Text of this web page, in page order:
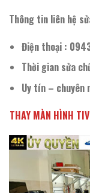
Thông tin liên hệ
Điện thoại :
Thời gian sửa
Uy tín – chuyên
THAY MÀN HÌNH